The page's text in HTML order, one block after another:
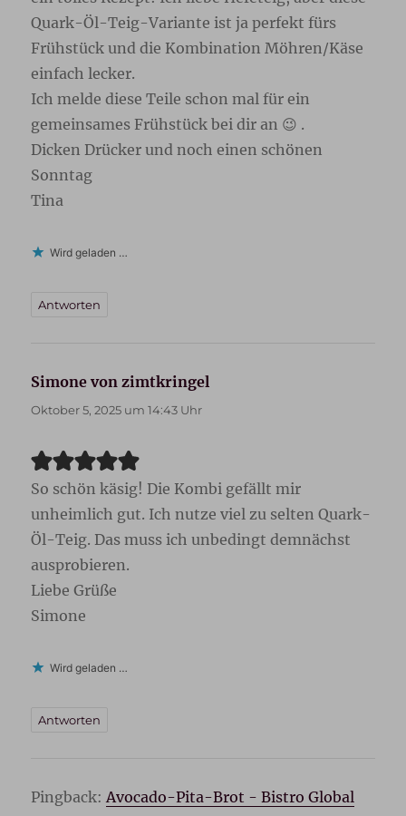
Quark-Öl-Teig-Variante ist ja perfekt fürs
Frühstück und die Kombination Möhren/Käse
einfach lecker.
Ich melde diese Teile schon mal für ein
gemeinsames Frühstück bei dir an 😉 .
Dicken Drücker und noch einen schönen
Sonntag
Tina
Wird geladen …
Antworten
Simone von zimtkringel
Oktober 5, 2025 um 14:43 Uhr
So schön käsig! Die Kombi gefällt mir
unheimlich gut. Ich nutze viel zu selten Quark-
Öl-Teig. Das muss ich unbedingt demnächst
ausprobieren.
Liebe Grüße
Simone
Wird geladen …
Antworten
Pingback: Avocado-Pita-Brot - Bistro Global